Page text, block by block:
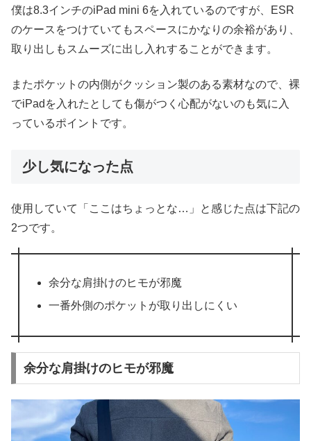
僕は8.3インチのiPad mini 6を入れているのですが、ESR
のケースをつけていてもスペースにかなりの余裕があり、
取り出しもスムーズに出し入れすることができます。
またポケットの内側がクッション製のある素材なので、裸
でiPadを入れたとしても傷がつく心配がないのも気に入
っているポイントです。
少し気になった点
使用していて「ここはちょっとな…」と感じた点は下記の
2つです。
余分な肩掛けのヒモが邪魔
一番外側のポケットが取り出しにくい
余分な肩掛けのヒモが邪魔